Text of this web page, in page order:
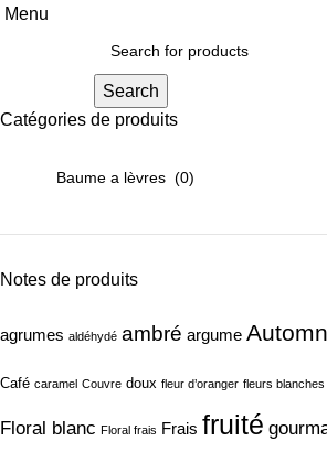
Menu
Search
Catégories de produits
Notes de produits
agrumes aldéhydé ambré argume
Café caramel Couvre doux fleur d’oranger fleurs blanches
Floral blanc Floral frais Frais fruité